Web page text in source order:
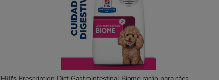
Hill's Prescription Diet Gastrointestinal Biome ração para cães